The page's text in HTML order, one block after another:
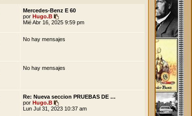
Mercedes-Benz E 60
por Hugo.B
e
l
m
j
Mié Abr 16, 2025 9:59 pm
No hay mensajes
No hay mensajes
Re: Nueva seccion PRUEBAS DE …
por Hugo.B
e
Lun Jul 31, 2023 10:37 am